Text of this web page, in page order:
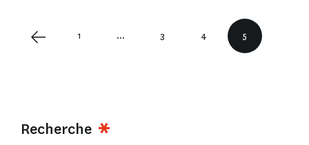
1 … 3 4 5
Recherche